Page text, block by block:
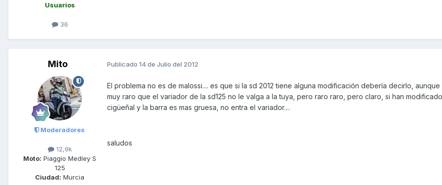
Usuarios
36
Mito
Moderadores
12,9k
Moto: Piaggio Medley S
125
Ciudad: Murcia
Publicado 14 de Julio del 2012
El problema no es de malossi.... es que si la sd 2012 tiene alguna modificación debería decirlo,
muy raro que el variador de la sd125 no le valga a la tuya, pero raro raro, pero claro, si han
cigüeñal y la barra es mas gruesa, no entra el variador....
saludos